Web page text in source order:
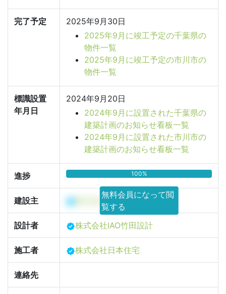
完了予定
2025年9月30日
2025年9月に竣工予定の千葉県の
物件一覧
2025年9月に竣工予定の市川市の
物件一覧
標識設置
年月日
2024年9月20日
2024年9月に設置された千葉県の
建築計画のお知らせ看板一覧
2024年9月に設置された市川市の
建築計画のお知らせ看板一覧
進捗 100%
建設主 株式会社アーネストワン
無料会員になって閲
覧する
設計者
株式会社IAO竹田設計
施工者 株式会社日本住宅
連絡先